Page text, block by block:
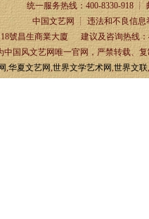
一服务热线：400-8330-918 ┊ 邮箱
中国文艺网 ┊ 违法和不良信息举
號昌生商業大廈 建议及咨询热线
艺网唯一官网，严禁转载、复制
,华夏文艺网,世界文学艺术网,世界文联,